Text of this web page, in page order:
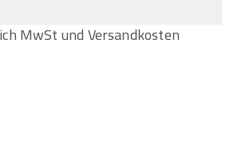
MwSt und Versandkosten